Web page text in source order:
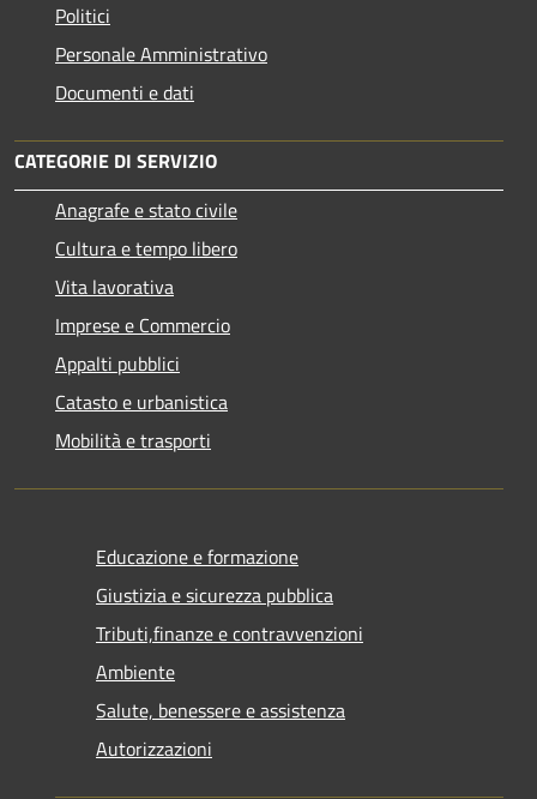
Politici
Personale Amministrativo
Documenti e dati
CATEGORIE DI SERVIZIO
Anagrafe e stato civile
Cultura e tempo libero
Vita lavorativa
Imprese e Commercio
Appalti pubblici
Catasto e urbanistica
Mobilità e trasporti
Educazione e formazione
Giustizia e sicurezza pubblica
Tributi,finanze e contravvenzioni
Ambiente
Salute, benessere e assistenza
Autorizzazioni